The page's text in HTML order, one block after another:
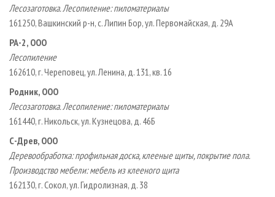
Лесозаготовка. Лесопиление: пиломатериалы
161250, Вашкинский р-­н, с. Липин Бор, ул. Первомайская, д. 29А
РА­-2, ООО
Лесопиление
162610, г. Череповец, ул. Ленина, д. 131, кв. 16
Родник, ООО
Лесозаготовка. Лесопиление: пиломатериалы
161440, г. Никольск, ул. Кузнецова, д. 46Б
С­-Древ, ООО
Деревообработка: профильная доска, клееные щиты, покрытие пола.
Производство мебели: мебель из клееного щита
162130, г. Сокол, ул. Гидролизная, д. 38